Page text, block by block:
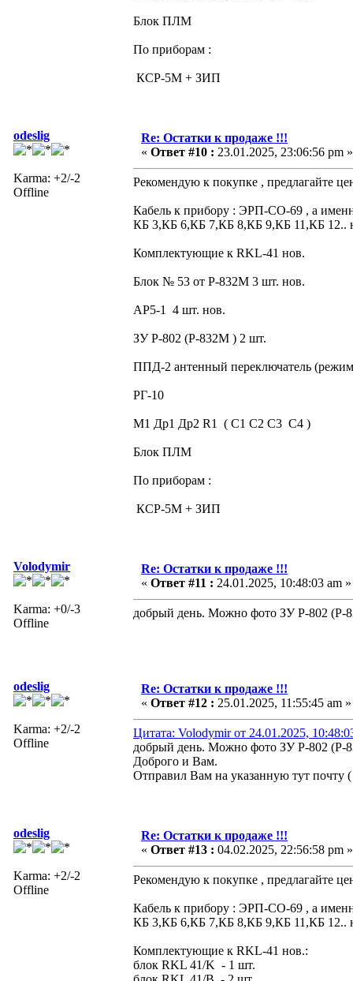
Блок ПЛМ
По приборам :
КСР-5М + ЗИП
odeslig
Karma: +2/-2
Offline
Re: Остатки к продаже !!!
« Ответ #10 : 23.01.2025, 23:06:56 pm »
Рекомендую к покупке , предлагайте
Кабель к прибору : ЭРП-СО-69 , а
КБ 3,КБ 6,КБ 7,КБ 8,КБ 9,КБ 11,КБ 12..
Комплектующие к RKL-41 нов.
Блок № 53 от Р-832М 3 шт. нов.
АР5-1 4 шт. нов.
ЗУ Р-802 (Р-832М ) 2 шт.
ППД-2 антенный переключатель
РГ-10
М1 Др1 Др2 R1 ( С1 С2 С3 С4 )
Блок ПЛМ
По приборам :
КСР-5М + ЗИП
Volodymir
Karma: +0/-3
Offline
Re: Остатки к продаже !!!
« Ответ #11 : 24.01.2025, 10:48:03 am »
добрый день. Можно фото ЗУ Р-802 (Р-
odeslig
Karma: +2/-2
Offline
Re: Остатки к продаже !!!
« Ответ #12 : 25.01.2025, 11:55:45 am »
Цитата: Volodymir от 24.01.2025,
добрый день. Можно фото ЗУ Р-802 (Р-
Доброго и Вам.
Отправил Вам на указанную тут почту
odeslig
Karma: +2/-2
Offline
Re: Остатки к продаже !!!
« Ответ #13 : 04.02.2025, 22:56:58 pm »
Рекомендую к покупке , предлагайте
Кабель к прибору : ЭРП-СО-69 , а
КБ 3,КБ 6,КБ 7,КБ 8,КБ 9,КБ 11,КБ 12..
Комплектующие к RKL-41 нов.:
блок RKL 41/K - 1 шт.